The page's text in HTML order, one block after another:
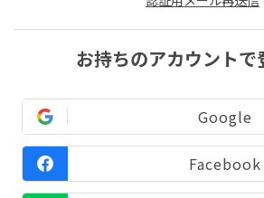
お持ちのアカウントで
Google
Facebook